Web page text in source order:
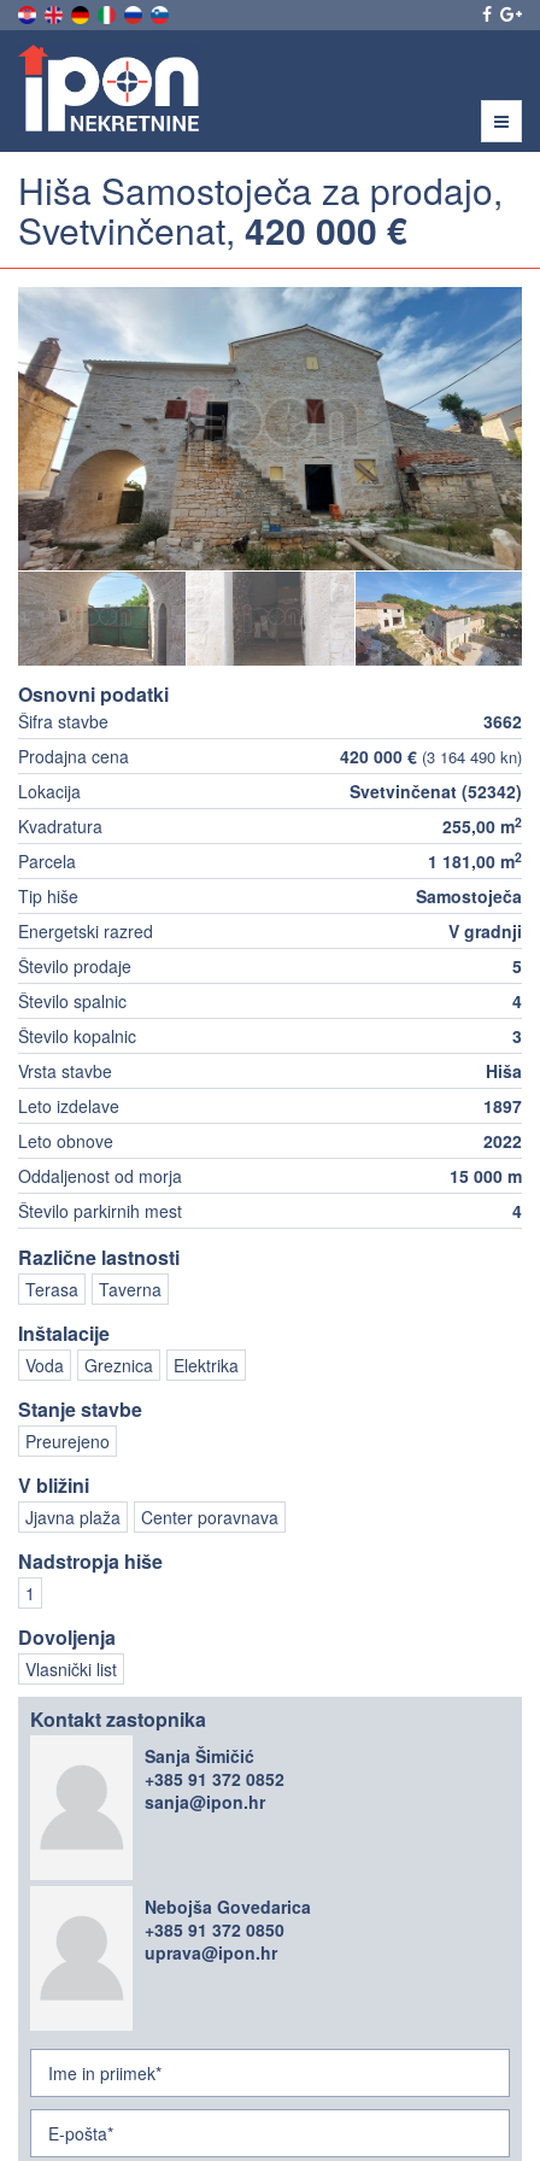
Menu
Hiša Samostoječa za prodajo,
Svetvinčenat,420 000 €
Osnovni podatki
Šifra stavbe
3662
Prodajna cena
420 000 € (3 164 490 kn)
Lokacija
Svetvinčenat (52342)
Kvadratura
255,00 m2
Parcela 1 181,00 m2
Tip hiše
Samostoječa
Energetski razred
V gradnji
Število prodaje
5
Število spalnic
4
Število kopalnic
3
Vrsta stavbe
Hiša
Leto izdelave
1897
Leto obnove
2022
Oddaljenost od morja
15 000 m
Število parkirnih mest
4
Različne lastnosti
Terasa Taverna
Inštalacije
Voda Greznica Elektrika
Stanje stavbe
Preurejeno
V bližini
Jjavna plaža Center poravnava
Nadstropja hiše
1
Dovoljenja
Vlasnički list
Kontakt zastopnika
Sanja Šimičić
+385 91 372 0852
sanja@ipon.hr
Nebojša Govedarica
+385 91 372 0850
uprava@ipon.hr